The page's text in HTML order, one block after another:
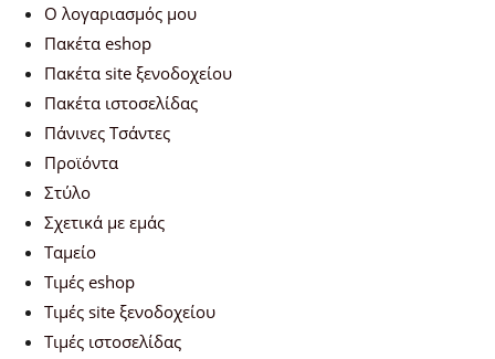
Ο λογαριασμός μου
Πακέτα eshop
Πακέτα site ξενοδοχείου
Πακέτα ιστοσελίδας
Πάνινες Τσάντες
Προϊόντα
Στύλο
Σχετικά με εμάς
Ταμείο
Τιμές eshop
Τιμές site ξενοδοχείου
Τιμές ιστοσελίδας